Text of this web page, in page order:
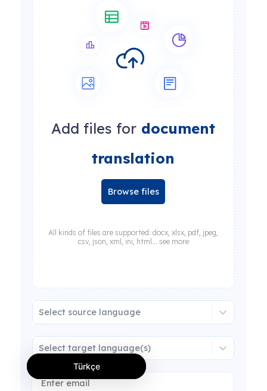
Add files for document
translation
Browse files
All kinds of files are supported: docx, xlsx, pdf, jpeg,
csv, json, xml, ini, html... see more
Select source language
Select target language(s)
Türkçe